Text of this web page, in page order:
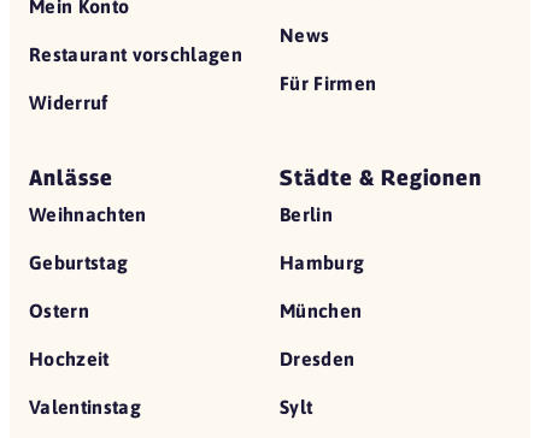
Mein Konto
Restaurant vorschlagen
Widerruf
News
Für Firmen
Anlässe
Weihnachten
Geburtstag
Ostern
Hochzeit
Valentinstag
Städte & Regionen
Berlin
Hamburg
München
Dresden
Sylt